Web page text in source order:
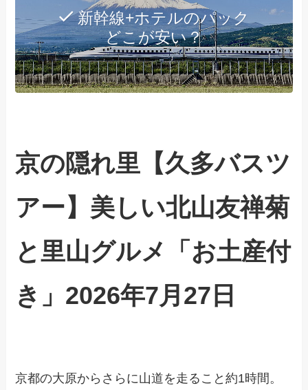
新幹線+ホテルのパック
どこが安い？
京の隠れ里【久多バスツ
アー】美しい北山友禅菊
と里山グルメ「お土産付
き」2026年7月27日
京都の大原からさらに山道を走ること約1時間。